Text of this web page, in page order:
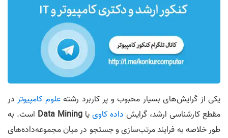
یکی از گرایش‌های بسیار محبوب و پر کاربرد رشتهعلوم کامپیوتردر
مقطع کارشناسی ارشد، گرایش داده کاوییا Data Mining است. به
طور خلاصه به فرایند مرتب‌سازی و جستجو در میان مجموعه‌داده‌های